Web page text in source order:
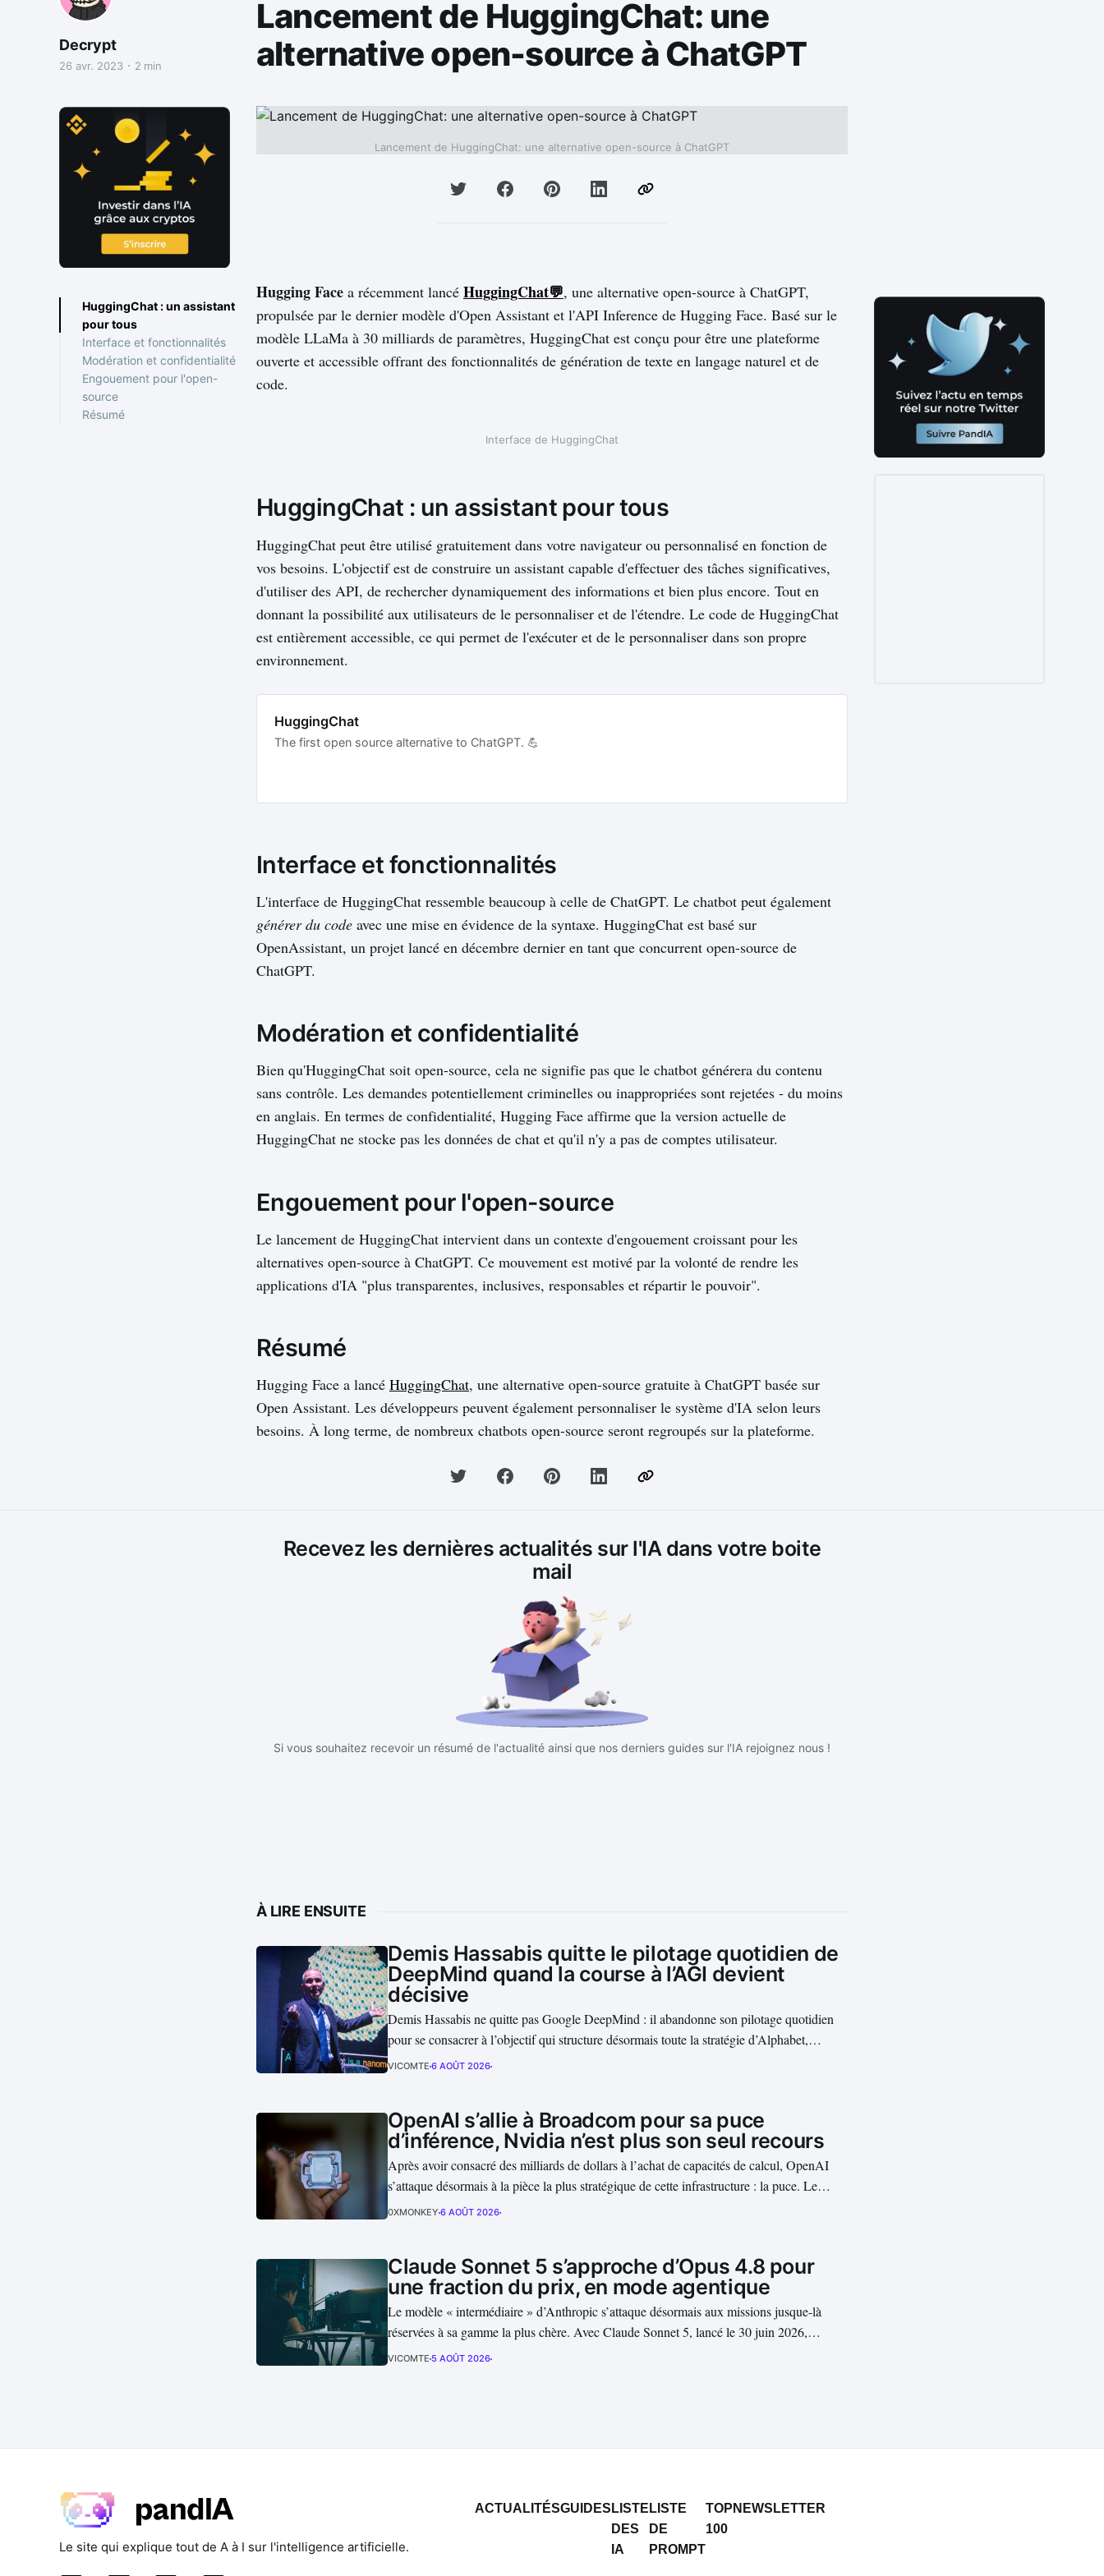
Lancement de HuggingChat: une
alternative open-source à ChatGPT
Decrypt
26 avr. 2023 2 min
Lancement de HuggingChat: une alternative open-source à ChatGPT
HuggingChat : un assistant
pour tous
Interface et fonctionnalités
Modération et confidentialité
Engouement pour l'open-
source
Résumé
Hugging Face a récemment lancé HuggingChat💬, une alternative open-source à ChatGPT,
propulsée par le dernier modèle d'Open Assistant et l'API Inference de Hugging Face. Basé sur le
modèle LLaMa à 30 milliards de paramètres, HuggingChat est conçu pour être une plateforme
ouverte et accessible offrant des fonctionnalités de génération de texte en langage naturel et de
code.
Interface de HuggingChat
HuggingChat : un assistant pour tous
HuggingChat peut être utilisé gratuitement dans votre navigateur ou personnalisé en fonction de
vos besoins. L'objectif est de construire un assistant capable d'effectuer des tâches significatives,
d'utiliser des API, de rechercher dynamiquement des informations et bien plus encore. Tout en
donnant la possibilité aux utilisateurs de le personnaliser et de l'étendre. Le code de HuggingChat
est entièrement accessible, ce qui permet de l'exécuter et de le personnaliser dans son propre
environnement.
HuggingChat
The first open source alternative to ChatGPT. 💪
Interface et fonctionnalités
L'interface de HuggingChat ressemble beaucoup à celle de ChatGPT. Le chatbot peut également
générer du code avec une mise en évidence de la syntaxe. HuggingChat est basé sur
OpenAssistant, un projet lancé en décembre dernier en tant que concurrent open-source de
ChatGPT.
Modération et confidentialité
Bien qu'HuggingChat soit open-source, cela ne signifie pas que le chatbot générera du contenu
sans contrôle. Les demandes potentiellement criminelles ou inappropriées sont rejetées - du moins
en anglais. En termes de confidentialité, Hugging Face affirme que la version actuelle de
HuggingChat ne stocke pas les données de chat et qu'il n'y a pas de comptes utilisateur.
Engouement pour l'open-source
Le lancement de HuggingChat intervient dans un contexte d'engouement croissant pour les
alternatives open-source à ChatGPT. Ce mouvement est motivé par la volonté de rendre les
applications d'IA "plus transparentes, inclusives, responsables et répartir le pouvoir".
Résumé
Hugging Face a lancé HuggingChat, une alternative open-source gratuite à ChatGPT basée sur
Open Assistant. Les développeurs peuvent également personnaliser le système d'IA selon leurs
besoins. À long terme, de nombreux chatbots open-source seront regroupés sur la plateforme.
Recevez les dernières actualités sur l'IA dans votre boite
mail
Si vous souhaitez recevoir un résumé de l'actualité ainsi que nos derniers guides sur l'IA rejoignez nous !
À LIRE ENSUITE
Demis Hassabis quitte le pilotage quotidien de
DeepMind quand la course à l’AGI devient
décisive
Demis Hassabis ne quitte pas Google DeepMind : il abandonne son pilotage quotidien
pour se consacrer à l’objectif qui structure désormais toute la stratégie d’Alphabet,
l’intelligence artificielle générale — ou AGI. Le remaniement, annoncé le 5 août 2026,
VICOMTE 6 AOÛT 2026
OpenAI s’allie à Broadcom pour sa puce
d’inférence, Nvidia n’est plus son seul recours
Après avoir consacré des milliards de dollars à l’achat de capacités de calcul, OpenAI
s’attaque désormais à la pièce la plus stratégique de cette infrastructure : la puce. Le
groupe a annoncé le 24 juin 2026, avec Broadcom, la conception d’un composant dédié
0XMONKEY 6 AOÛT 2026
Claude Sonnet 5 s’approche d’Opus 4.8 pour
une fraction du prix, en mode agentique
Le modèle « intermédiaire » d’Anthropic s’attaque désormais aux missions jusque-là
réservées à sa gamme la plus chère. Avec Claude Sonnet 5, lancé le 30 juin 2026,
l’entreprise veut rapprocher les performances d’un modèle agentique de celles d’Opus
VICOMTE 5 AOÛT 2026
Le site qui explique tout de A à I sur l'intelligence artificielle.
ACTUALITÉSGUIDES LISTE
DES
IA
LISTE
DE
PROMPT
TOP
100
NEWSLETTER